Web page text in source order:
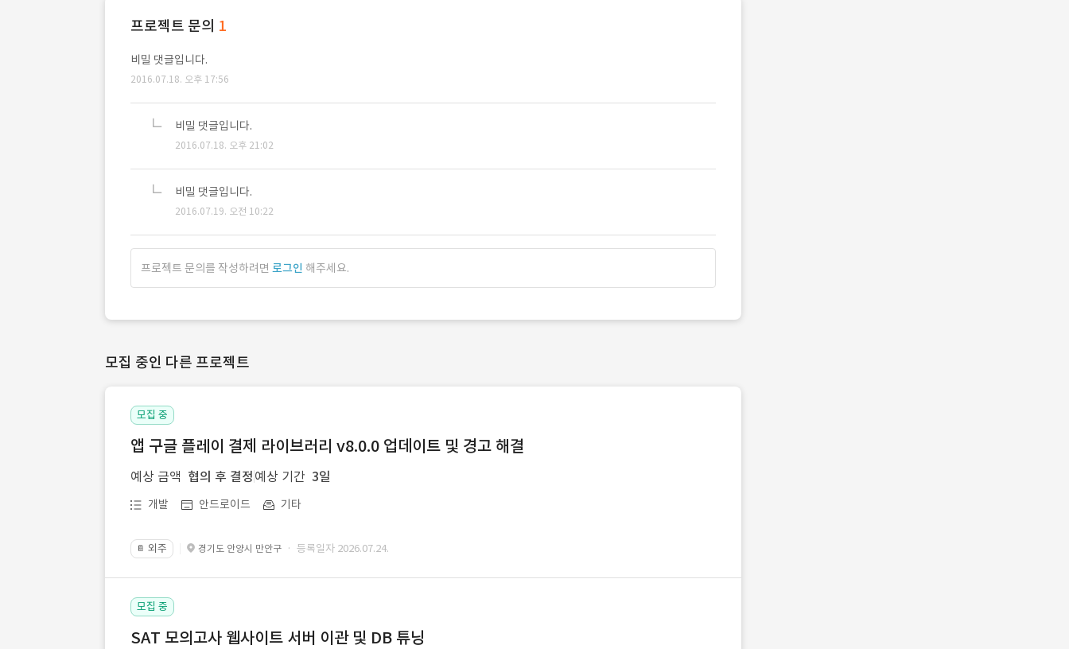
프로젝트 문의 1
비밀 댓글입니다.
2016.07.18. 오후 17:56
비밀 댓글입니다.
2016.07.18. 오후 21:02
비밀 댓글입니다.
2016.07.19. 오전 10:22
프로젝트 문의를 작성하려면 로그인 해주세요.
모집 중인 다른 프로젝트
모집 중
앱 구글 플레이 결제 라이브러리 v8.0.0 업데이트 및 경고 해결
예상 금액 협의 후 결정 예상 기간 3일
개발 안드로이드 기타
📔 외주 경기도 안양시 만안구 · 등록일자 2026.07.24.
모집 중
SAT 모의고사 웹사이트 서버 이관 및 DB 튜닝